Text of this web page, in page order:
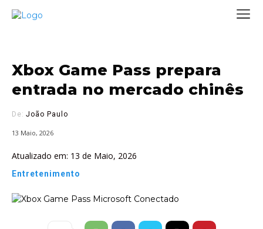
Xbox Game Pass prepara
entrada no mercado chinês
De: João Paulo
13 Maio, 2026
Atualizado em: 13 de Maio, 2026
Entretenimento